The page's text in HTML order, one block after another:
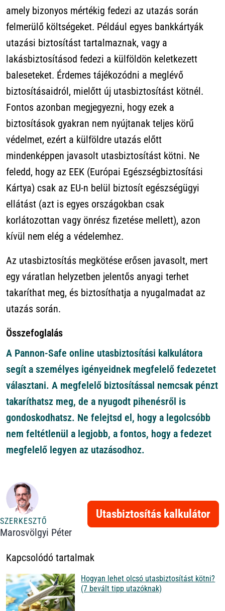
amely bizonyos mértékig fedezi az utazás során
felmerülő költségeket. Például egyes bankkártyák
utazási biztosítást tartalmaznak, vagy a
lakásbiztosításod fedezi a külföldön keletkezett
baleseteket. Érdemes tájékozódni a meglévő
biztosításaidról, mielőtt új utasbiztosítást kötnél.
Fontos azonban megjegyezni, hogy ezek a
biztosítások gyakran nem nyújtanak teljes körű
védelmet, ezért a külföldre utazás előtt
mindenképpen javasolt utasbiztosítást kötni. Ne
feledd, hogy az EEK (Európai Egészségbiztosítási
Kártya) csak az EU-n belül biztosít egészségügyi
ellátást (azt is egyes országokban csak
korlátozottan vagy önrész fizetése mellett), azon
kívül nem elég a védelemhez.
Az utasbiztosítás megkötése erősen javasolt, mert
egy váratlan helyzetben jelentős anyagi terhet
takaríthat meg, és biztosíthatja a nyugalmadat az
utazás során.
Összefoglalás
A Pannon-Safe online utasbiztosítási kalkulátora
segít a személyes igényeidnek megfelelő fedezetet
választani. A megfelelő biztosítással nemcsak pénzt
takaríthatsz meg, de a nyugodt pihenésről is
gondoskodhatsz. Ne felejtsd el, hogy a legolcsóbb
nem feltétlenül a legjobb, a fontos, hogy a fedezet
megfelelő legyen az utazásodhoz.
SZERKESZTŐ
Marosvölgyi Péter
Utasbiztosítás kalkulátor
Kapcsolódó tartalmak
Hogyan lehet olcsó utasbiztosítást kötni?
(7 bevált tipp utazóknak)